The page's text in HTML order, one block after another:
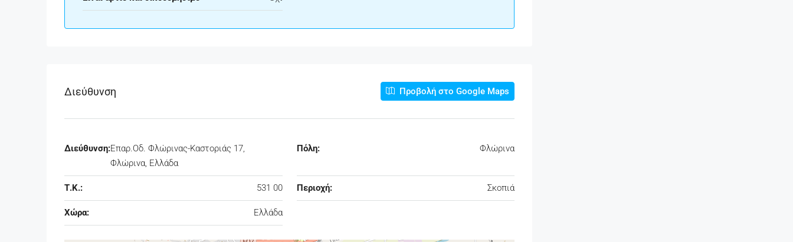
Διεύθυνση Προβολή στο Google Maps
Διεύθυνση:Επαρ.Οδ. Φλώρινας-Καστοριάς 17,
Φλώρινα, Ελλάδα
Πόλη: Φλώρινα
Τ.Κ.: 531 00 Περιοχή: Σκοπιά
Χώρα: Ελλάδα